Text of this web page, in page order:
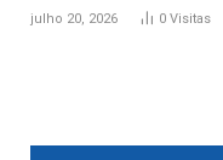
julho 20, 2026 0 Visitas